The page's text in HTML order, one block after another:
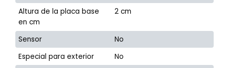
Altura de la placa base
en cm
2 cm
Sensor
No
Especial para exterior
No